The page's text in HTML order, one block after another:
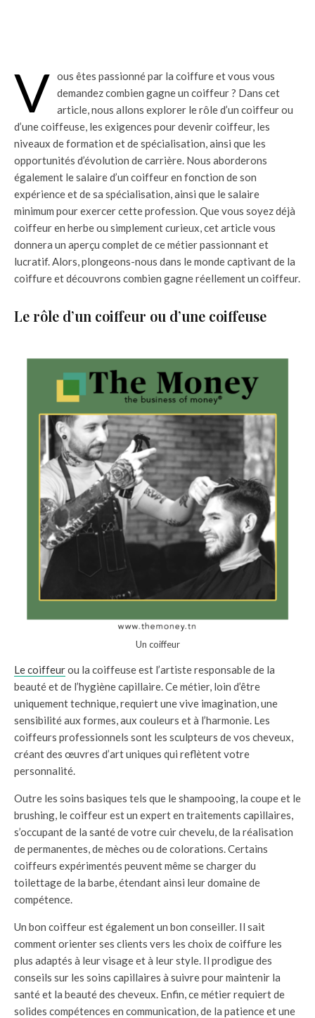
V ous êtes passionné par la coiffure et vous vous
demandez combien gagne un coiffeur ? Dans cet
article, nous allons explorer le rôle d’un coiffeur ou
d’une coiffeuse, les exigences pour devenir coiffeur, les
niveaux de formation et de spécialisation, ainsi que les
opportunités d’évolution de carrière. Nous aborderons
également le salaire d’un coiffeur en fonction de son
expérience et de sa spécialisation, ainsi que le salaire
minimum pour exercer cette profession. Que vous soyez déjà
coiffeur en herbe ou simplement curieux, cet article vous
donnera un aperçu complet de ce métier passionnant et
lucratif. Alors, plongeons-nous dans le monde captivant de la
coiffure et découvrons combien gagne réellement un coiffeur.
Le rôle d’un coiffeur ou d’une coiffeuse
Un coiffeur
Le coiffeurou la coiffeuse est l’artiste responsable de la
beauté et de l’hygiène capillaire. Ce métier, loin d’être
uniquement technique, requiert une vive imagination, une
sensibilité aux formes, aux couleurs et à l’harmonie. Les
coiffeurs professionnels sont les sculpteurs de vos cheveux,
créant des œuvres d’art uniques qui reflètent votre
personnalité.
Outre les soins basiques tels que le shampooing, la coupe et le
brushing, le coiffeur est un expert en traitements capillaires,
s’occupant de la santé de votre cuir chevelu, de la réalisation
de permanentes, de mèches ou de colorations. Certains
coiffeurs expérimentés peuvent même se charger du
toilettage de la barbe, étendant ainsi leur domaine de
compétence.
Un bon coiffeur est également un bon conseiller. Il sait
comment orienter ses clients vers les choix de coiffure les
plus adaptés à leur visage et à leur style. Il prodigue des
conseils sur les soins capillaires à suivre pour maintenir la
santé et la beauté des cheveux. Enfin, ce métier requiert de
solides compétences en communication, de la patience et une